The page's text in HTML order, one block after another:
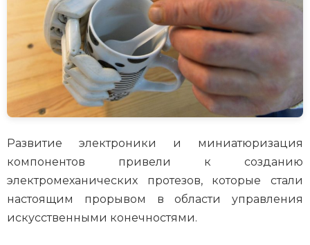
Развитие электроники и миниатюризация
компонентов привели к созданию
электромеханических протезов, которые стали
настоящим прорывом в области управления
искусственными конечностями.